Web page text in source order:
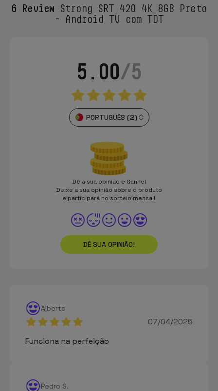
6 Review Strong SRT 420 4K 8GB Preto
- Android TV com TDT
5.00/5
PORTUGUÊS (2)
Dê a sua opinião e Ganhe!
Deixe a sua opinião sobre o produto
e participará no sorteio mensal!
DÊ SUA OPINIÃO!
Alberto
07/04/2025
Funciona na perfeição
Pedro S.